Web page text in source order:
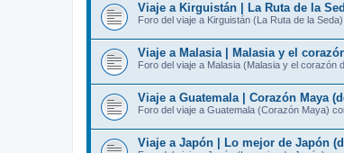
Viaje a Kirguistán | La Ruta de la
Foro del viaje a Kirguistán (La Ruta de la
Viaje a Malasia | Malasia y el
Foro del viaje a Malasia (Malasia y el corazón
Viaje a Guatemala | Corazón Maya
Foro del viaje a Guatemala (Corazón Maya)
Viaje a Japón | Lo mejor de Japón